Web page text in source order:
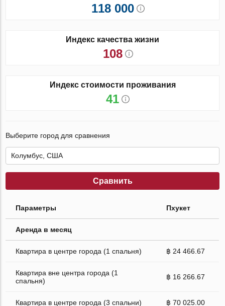
118 000
Индекс качества жизни
108
Индекс стоимости проживания
41
Выберите город для сравнения
Сравнить
Параметры Пхукет
Аренда в месяц
Квартира в центре города (1 спальня) ฿ 24 466.67
Квартира вне центра города (1
спальня)
฿ 16 266.67
Квартира в центре города (3 спальни) ฿ 70 025.00